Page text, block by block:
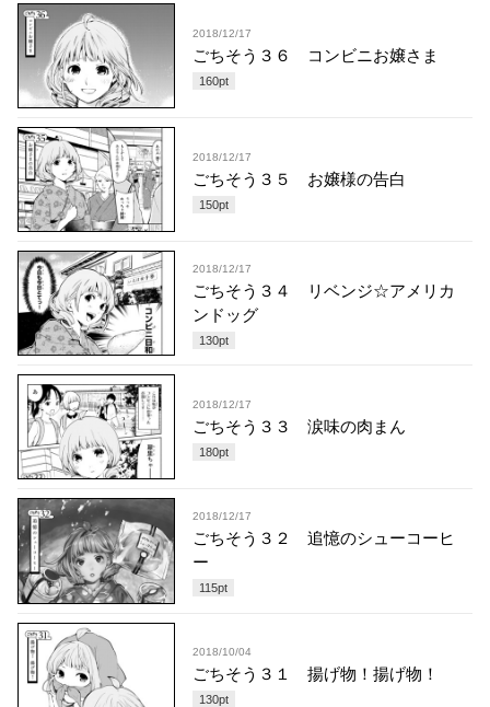
2018/12/17
ごちそう３６ コンビニお嬢さま
160pt
2018/12/17
ごちそう３５ お嬢様の告白
150pt
2018/12/17
ごちそう３４ リベンジ☆アメリカ
ンドッグ
130pt
2018/12/17
ごちそう３３ 涙味の肉まん
180pt
2018/12/17
ごちそう３２ 追憶のシューコーヒ
ー
115pt
2018/10/04
ごちそう３１ 揚げ物！揚げ物！
130pt